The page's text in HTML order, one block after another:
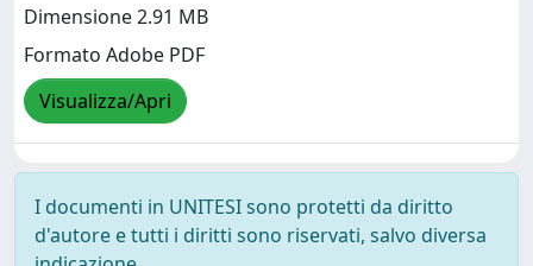
Dimensione 2.91 MB
Formato Adobe PDF
Visualizza/Apri
I documenti in UNITESI sono protetti da diritto
d'autore e tutti i diritti sono riservati, salvo diversa